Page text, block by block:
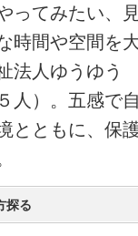
ってみたい、
時間や空間を
法人ゆうゆ
人）。五感で
とともに、保
探る